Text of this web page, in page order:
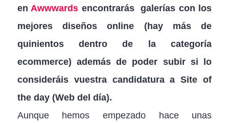
en Awwwards encontrarás galerías con los
mejores diseños online (hay más de
quinientos dentro de la categoría
ecommerce) además de poder subir si lo
consideráis vuestra candidatura a Site of
the day (Web del día).
Aunque hemos empezado hace unas